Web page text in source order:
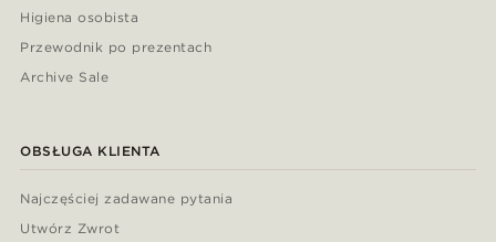
Higiena osobista
Przewodnik po prezentach
Archive Sale
OBSŁUGA KLIENTA
Najczęściej zadawane pytania
Utwórz Zwrot